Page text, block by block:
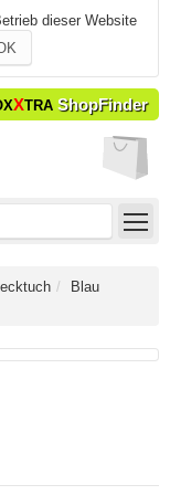
dieser Website
XTRA ShopFinder
Blau